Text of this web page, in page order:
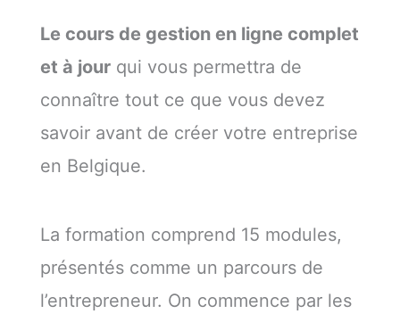
Le cours de gestion en ligne complet
et à jourqui vous permettra de
connaître tout ce que vous devez
savoir avant de créer votre entreprise
en Belgique.
La formation comprend 15 modules,
présentés comme un parcours de
l’entrepreneur. On commence par les